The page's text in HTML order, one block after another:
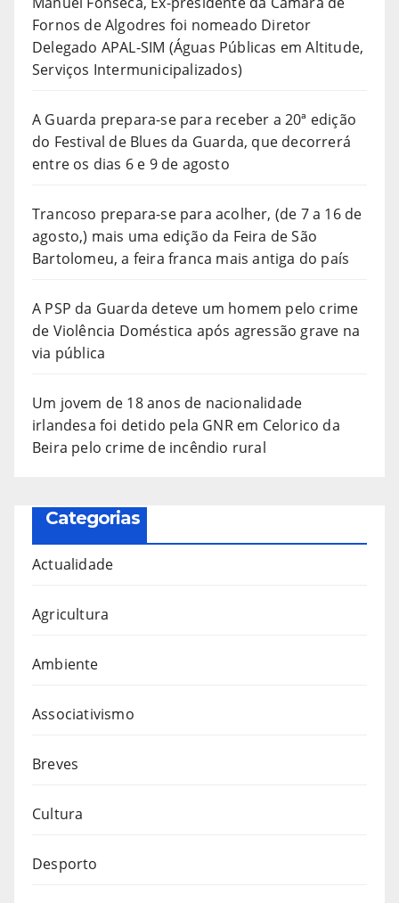
Fornos de Algodres foi nomeado Diretor
Delegado APAL-SIM (Águas Públicas em Altitude,
Serviços Intermunicipalizados)
A Guarda prepara-se para receber a 20ª edição
do Festival de Blues da Guarda, que decorrerá
entre os dias 6 e 9 de agosto
Trancoso prepara-se para acolher, (de 7 a 16 de
agosto,) mais uma edição da Feira de São
Bartolomeu, a feira franca mais antiga do país
A PSP da Guarda deteve um homem pelo crime
de Violência Doméstica após agressão grave na
via pública
Um jovem de 18 anos de nacionalidade
irlandesa foi detido pela GNR em Celorico da
Beira pelo crime de incêndio rural
Categorias
Actualidade
Agricultura
Ambiente
Associativismo
Breves
Cultura
Desporto